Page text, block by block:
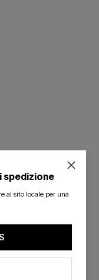
spedizione
al sito locale per una